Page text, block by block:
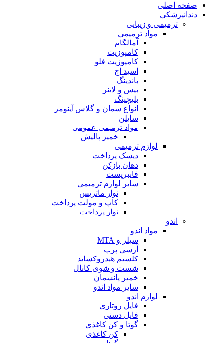
صفحه اصلی
دندانپزشکی
ترمیمی و زیبایی
مواد ترمیمی
آمالگام
کامپوزیت
کامپوزیت فلو
اسید اچ
باندینگ
بیس و لاینر
بلیچینگ
انواع سمان و گلاس آینومر
سایلن
مواد ترمیمی عمومی
خمیر پالیش
لوازم ترمیمی
دیسک پرداخت
دهان بازکن
فایبرپست
سایر لوازم ترمیمی
نوار ماتریس
کاپ و مولت پرداخت
نوار پرداخت
اندو
مواد اندو
سیلر و MTA
آرسی پرپ
کلسیم هیدروکساید
شست و شوی کانال
خمیر پانسمان
سایر مواد اندو
لوازم اندو
فایل روتاری
فایل دستی
گوتا و کن کاغذی
کن کاغذی